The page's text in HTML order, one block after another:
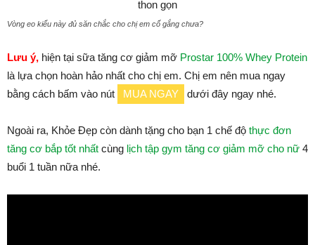
Vòng eo kiểu này đủ săn chắc cho chị em cố gắng chưa?
Lưu ý, hiện tại sữa tăng cơ giảm mỡ Prostar 100% Whey Protein
là lựa chọn hoàn hảo nhất cho chị em. Chị em nên mua ngay
bằng cách bấm vào nút
MUA NGAY dưới đây ngay nhé.
Ngoài ra, Khỏe Đẹp còn dành tặng cho bạn 1 chế độ thực đơn
tăng cơ bắp tốt nhất cùng lịch tập gym tăng cơ giảm mỡ cho nữ 4
buổi 1 tuần nữa nhé.